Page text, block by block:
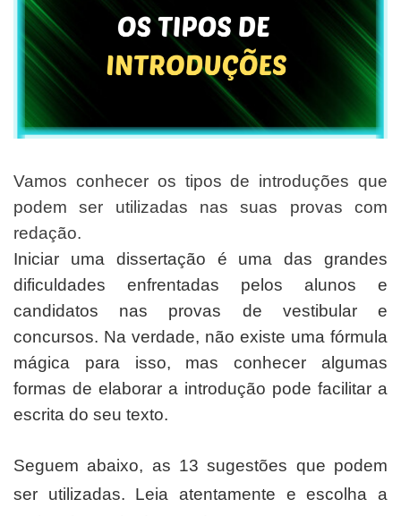
Vamos conhecer os tipos de introduções que
podem ser utilizadas nas suas provas com
redação.
Iniciar uma dissertação é uma das grandes
dificuldades enfrentadas pelos alunos e
candidatos nas provas de vestibular e
concursos. Na verdade, não existe uma fórmula
mágica para isso, mas conhecer algumas
formas de elaborar a introdução pode facilitar a
escrita do seu texto.
Seguem abaixo, as 13 sugestões que podem
ser utilizadas. Leia atentamente e escolha a